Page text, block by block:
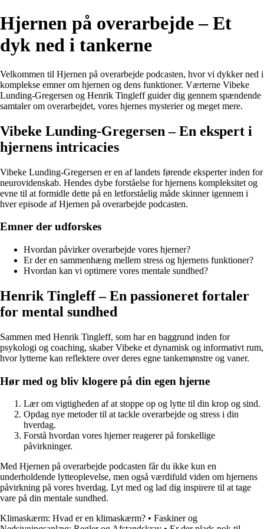
Hjernen på overarbejde – Et
dyk ned i tankerne
Velkommen til Hjernen på overarbejde podcasten, hvor vi dykker ned i
komplekse emner om hjernen og dens funktioner. Værterne Vibeke
Lunding-Gregersen og Henrik Tingleff guider dig gennem spændende
samtaler om overarbejdet, vores hjernes mysterier og meget mere.
Vibeke Lunding-Gregersen – En ekspert i
hjernens intricacies
Vibeke Lunding-Gregersen er en af landets førende eksperter inden for
neurovidenskab. Hendes dybe forståelse for hjernens kompleksitet og
evne til at formidle dette på en letforståelig måde skinner igennem i
hver episode af Hjernen på overarbejde podcasten.
Emner der udforskes
Hvordan påvirker overarbejde vores hjerner?
Er der en sammenhæng mellem stress og hjernens funktioner?
Hvordan kan vi optimere vores mentale sundhed?
Henrik Tingleff – En passioneret fortaler
for mental sundhed
Sammen med Henrik Tingleff, som har en baggrund inden for
psykologi og coaching, skaber Vibeke et dynamisk og informativt rum,
hvor lytterne kan reflektere over deres egne tankemønstre og vaner.
Hør med og bliv klogere på din egen hjerne
Lær om vigtigheden af at stoppe op og lytte til din krop og sind.
Opdag nye metoder til at tackle overarbejde og stress i din
hverdag.
Forstå hvordan vores hjerner reagerer på forskellige
påvirkninger.
Med Hjernen på overarbejde podcasten får du ikke kun en
underholdende lytteoplevelse, men også værdifuld viden om hjernens
påvirkning på vores hverdag. Lyt med og lad dig inspirere til at tage
vare på din mentale sundhed.
Klimaskærm: Hvad er en klimaskærm? • Faskiner og